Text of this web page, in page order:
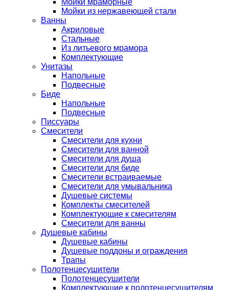
Мойки мраморные
Мойки из нержавеющей стали
Ванны
Акриловые
Стальные
Из литьевого мрамора
Комплектующие
Унитазы
Напольные
Подвесные
Биде
Напольные
Подвесные
Писсуары
Смесители
Смесители для кухни
Смесители для ванной
Смесители для душа
Смесители для биде
Смесители встраиваемые
Смесители для умывальника
Душевые системы
Комплекты смесителей
Комплектующие к смесителям
Смесители для ванны
Душевые кабины
Душевые кабины
Душевые поддоны и ограждения
Трапы
Полотенцесушители
Полотенцесушители
Комплектующие к полотенцесушителям